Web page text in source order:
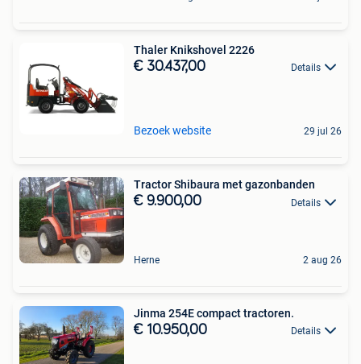
Thaler Knikshovel 2226
€ 30.437,00 Details
Bezoek website 29 jul 26
Tractor Shibaura met gazonbanden
€ 9.900,00 Details
Herne 2 aug 26
Jinma 254E compact tractoren.
€ 10.950,00 Details